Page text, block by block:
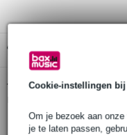
Cookie-instellingen
Om je bezoek aan
je te laten passen,
Gratis ophalen in de
Twijfel je of de